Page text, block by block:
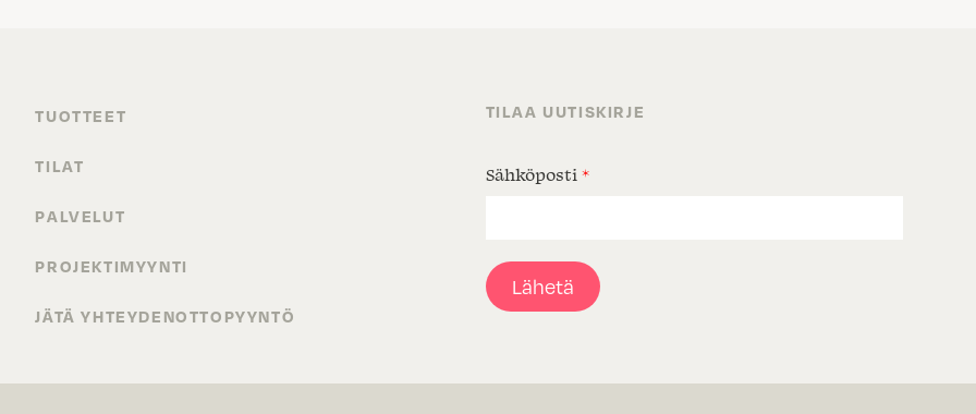
TUOTTEET
TILAT
PALVELUT
PROJEKTIMYYNTI
JÄTÄ YHTEYDENOTTOPYYNTÖ
TILAA UUTISKIRJE
Sähköposti *
Lähetä